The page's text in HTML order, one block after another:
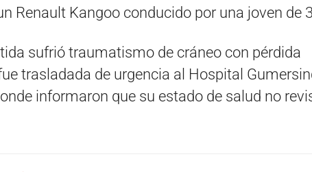
Renault Kangoo conducido por una joven de
sufrió traumatismo de cráneo con pérdida
trasladada de urgencia al Hospital
informaron que su estado de salud no